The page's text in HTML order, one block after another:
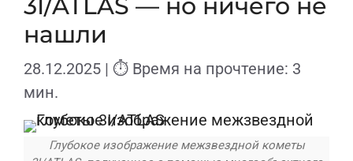
3I/ATLAS — но ничего не
нашли
28.12.2025 | ⏱ Время на прочтение: 3
мин.
Глубокое изображение межзвездной кометы